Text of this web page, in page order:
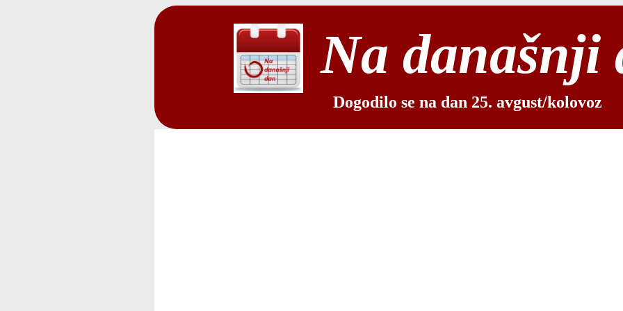
Na današnji
Dogodilo se na dan 25. avgust/kolovoz